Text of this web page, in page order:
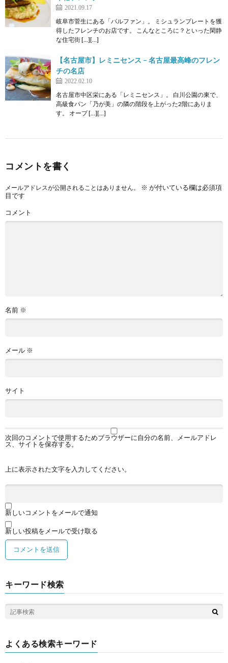
2021.09.17
岐阜市菅生にある「パルファン」。 ミシュランプレートを獲
得したフレンチのお店です。 こんなところに？といった閑静
な住宅街 […][…]
【名古屋市】レミニセンス − 名古屋最高峰のフレン
チの名店
2022.02.10
名古屋市中区栄にある「レミニセンス」。 白川公園の東で、
高級食パン「乃が美」の隣の階段を上がった2階にありま
す。 オープ […][…]
コメントを書く
メールアドレスが公開されることはありません。 ※ が付いている欄は必須項
目です
コメント
名前 ※
メール ※
サイト
次回のコメントで使用するためブラウザーに自分の名前、メールアドレ
ス、サイトを保存する。
上に表示された文字を入力してください。
新しいコメントをメールで通知
新しい投稿をメールで受け取る
キーワード検索
よくある検索キーワード